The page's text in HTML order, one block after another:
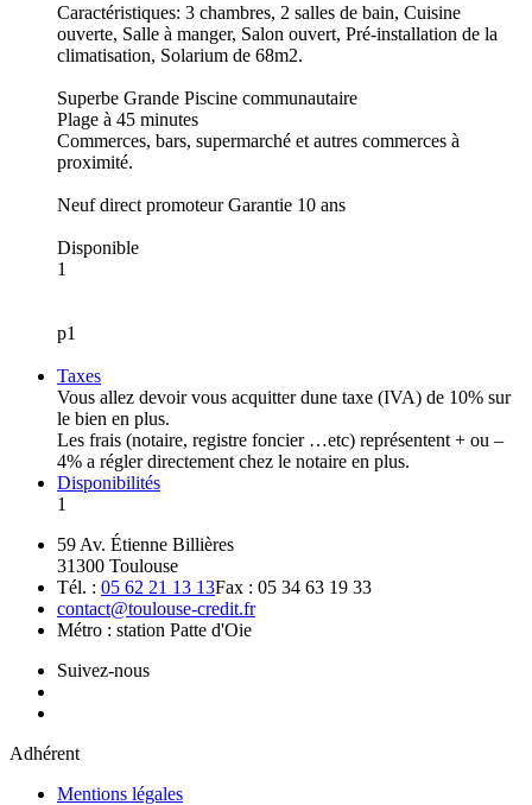
Caractéristiques: 3 chambres, 2 salles de bain, Cuisine
ouverte, Salle à manger, Salon ouvert, Pré-installation de la
climatisation, Solarium de 68m2.
Superbe Grande Piscine communautaire
Plage à 45 minutes
Commerces, bars, supermarché et autres commerces à
proximité.
Neuf direct promoteur Garantie 10 ans
Disponible
1
p1
Taxes
Vous allez devoir vous acquitter dune taxe (IVA) de 10% sur
le bien en plus.
Les frais (notaire, registre foncier …etc) représentent + ou –
4% a régler directement chez le notaire en plus.
Disponibilités
1
59 Av. Étienne Billières
31300 Toulouse
Tél. : 05 62 21 13 13Fax : 05 34 63 19 33
contact@toulouse-credit.fr
Métro : station Patte d'Oie
Suivez-nous
Adhérent
Mentions légales